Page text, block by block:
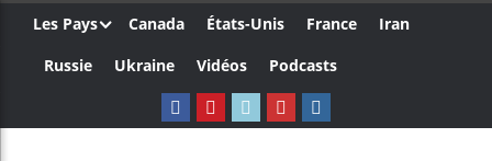
Les Pays Canada États-Unis France
Iran
Russie
Ukraine Vidéos Podcasts